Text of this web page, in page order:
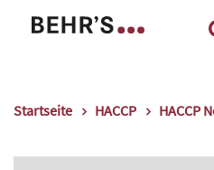
Startseite HACCP HACCP